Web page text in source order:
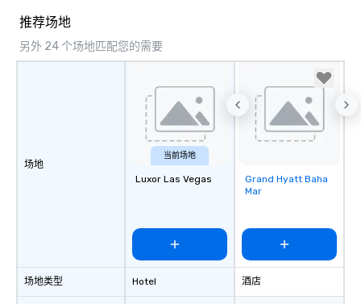
推荐场地
另外 24 个场地匹配您的需要
场地
场地类型
当前场地
Luxor Las Vegas
Hotel
Removed from
favorites
Grand Hyatt Baha
Mar
酒店